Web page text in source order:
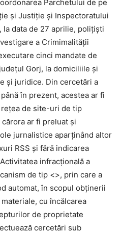
Parchetului de pe
și Justiție și Inspectoratului
la data de 27 aprilie, polițiști
a Crimimalității
cinci mandate de
Gorj, la domiciliile și
și juridice. Din cercetări a
în prezent, acestea ar fi
de site-uri de tip
ar fi preluat și
jurnalistice aparținând altor
RSS și fără indicarea
infracțională a
de tip <>, prin care a
automat, în scopul obținerii
cu încălcarea
de proprietate
cercetări sub